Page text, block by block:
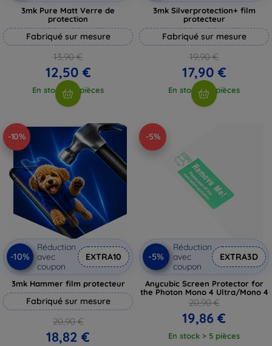
3mk Pure Matt Verre de
protection
Fabriqué sur mesure
13,90 €
12,50 €
En stock > 5 pièces
3mk Silverprotection+ film
protecteur
Fabriqué sur mesure
19,90 €
17,90 €
En stock > 5 pièces
-10%
-10%
Réduction
avec
coupon
EXTRA10
3mk Hammer film protecteur
Fabriqué sur mesure
20,90 €
18,82 €
-5%
-5%
Réduction
avec
coupon
EXTRA3D
Anycubic Screen Protector for
the Photon Mono 4 Ultra/Mono 4
20,90 €
19,86 €
En stock > 5 pièces